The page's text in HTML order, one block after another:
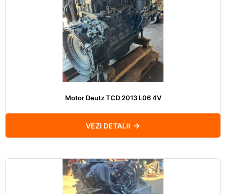
Motor Deutz TCD 2013 L06 4V
VEZI DETALII